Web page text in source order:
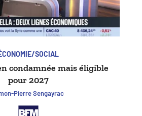
SOCIAL
condamnée mais éligible
pour 2027
Pierre Sengayrac